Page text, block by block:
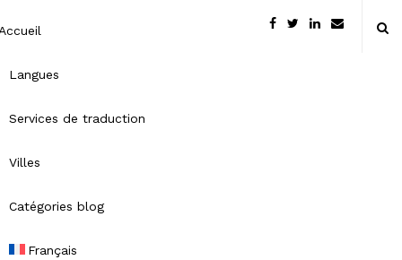
Langues
Services de traduction
Villes
Catégories blog
Français